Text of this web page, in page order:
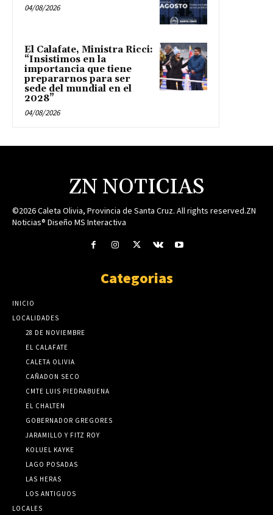
04/08/2026
El Calafate, Ministra Ricci:
“Insistimos en la
importancia que tiene
prepararnos para ser
sede del mundial en el
2028”
04/08/2026
ZN NOTICIAS
©2026 Caleta Olivia, Provincia de Santa Cruz. All rights reserved.ZN
Noticias® Diseño MS Interactiva
Categorias
INICIO
LOCALIDADES
28 DE NOVIEMBRE
EL CALAFATE
CALETA OLIVIA
CAÑADON SECO
CMTE LUIS PIEDRABUENA
EL CHALTEN
GOBERNADOR GREGORES
JARAMILLO Y FITZ ROY
KOLUEL KAYKE
LAGO POSADAS
LAS HERAS
LOS ANTIGUOS
LOCALES